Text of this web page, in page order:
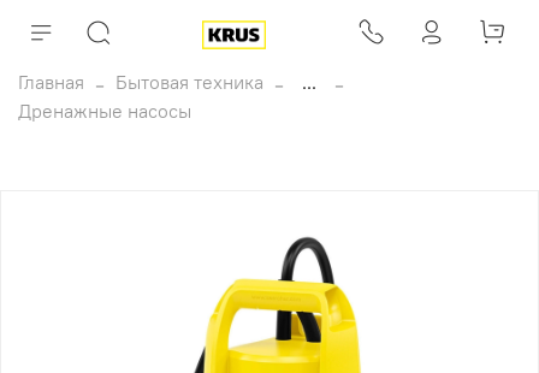
Главная Бытовая техника
...
Дренажные насосы